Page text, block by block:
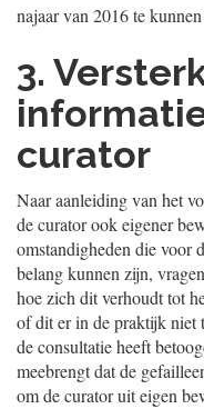
najaar van 2016 te
3.
curator
Naar aanleiding van het
de curator ook eigener
omstandigheden die voor
belang kunnen zijn,
hoe zich dit verhoudt tot
of dit er in de praktijk niet
de consultatie heeft
meebrengt dat de
om de curator uit eigen